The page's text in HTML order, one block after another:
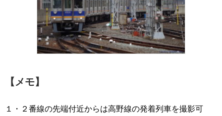
【メモ】
１・２番線の先端付近からは高野線の発着列車を撮影可